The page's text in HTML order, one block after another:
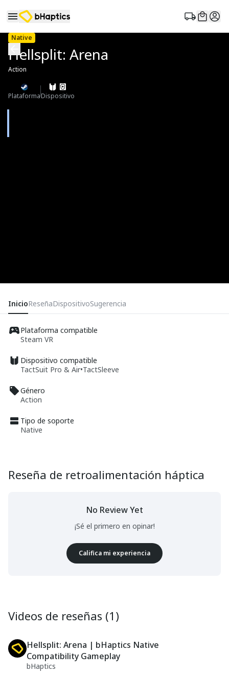
Native
Hellsplit: Arena
Action
PlataformaDispositivo
InicioReseñaDispositivoSugerencia
Plataforma compatible
Steam VR
Dispositivo compatible
TactSuit Pro & Air•TactSleeve
Género
Action
Tipo de soporte
Native
Reseña de retroalimentación háptica
No Review Yet
¡Sé el primero en opinar!
Califica mi experiencia
Videos de reseñas (1)
Hellsplit: Arena | bHaptics Native
Compatibility Gameplay
bHaptics